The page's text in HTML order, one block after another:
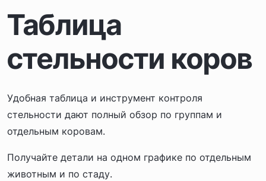
Таблица
стельности коров
Удобная таблица и инструмент контроля
стельности дают полный обзор по группам и
отдельным коровам.
Получайте детали на одном графике по отдельным
животным и по стаду.